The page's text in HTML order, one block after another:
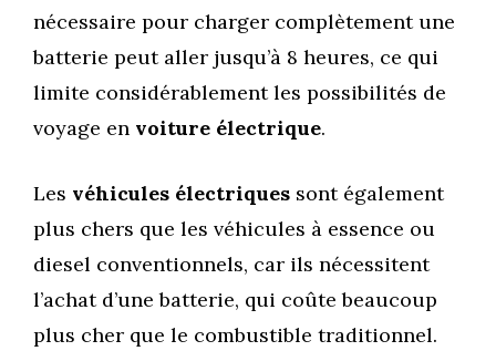
nécessaire pour charger complètement une
batterie peut aller jusqu’à 8 heures, ce qui
limite considérablement les possibilités de
voyage en voiture électrique.
Les véhicules électriques sont également
plus chers que les véhicules à essence ou
diesel conventionnels, car ils nécessitent
l’achat d’une batterie, qui coûte beaucoup
plus cher que le combustible traditionnel.